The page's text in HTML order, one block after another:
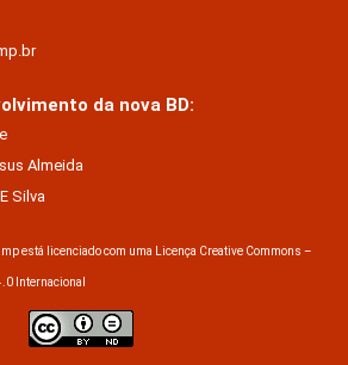
da nova BD:
Almeida
Silva
está licenciado com uma Licença Creative Commons –
Internacional